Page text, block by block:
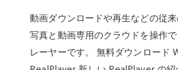
動画ダウンロードや再生などの従来
写真と動画専用のクラウドを操作
レーヤーです。 無料ダウンロード